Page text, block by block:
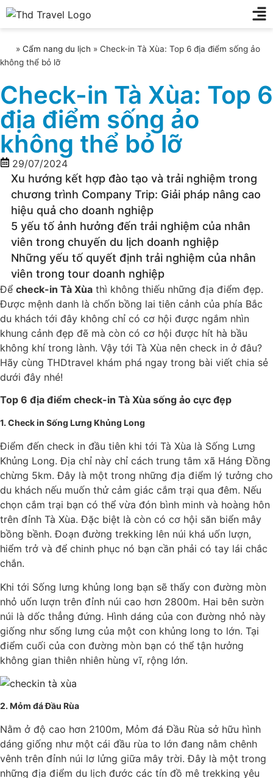
» Cẩm nang du lịch » Check-in Tà Xùa: Top 6 địa điểm sống ảo
không thể bỏ lỡ
Check-in Tà Xùa: Top 6
địa điểm sống ảo
không thể bỏ lỡ
29/07/2024
Xu hướng kết hợp đào tạo và trải nghiệm trong
chương trình Company Trip: Giải pháp nâng cao
hiệu quả cho doanh nghiệp
5 yếu tố ảnh hưởng đến trải nghiệm của nhân
viên trong chuyến du lịch doanh nghiệp
Những yếu tố quyết định trải nghiệm của nhân
viên trong tour doanh nghiệp
Để check-in Tà Xùa thì không thiếu những địa điểm đẹp.
Được mệnh danh là chốn bồng lai tiên cảnh của phía Bắc
du khách tới đây không chỉ có cơ hội được ngắm nhìn
khung cảnh đẹp đẽ mà còn có cơ hội được hít hà bầu
không khí trong lành. Vậy tới Tà Xùa nên check in ở đâu?
Hãy cùng THDtravel khám phá ngay trong bài viết chia sẻ
dưới đây nhé!
Top 6 địa điểm check-in Tà Xùa sống ảo cực đẹp
1. Check in Sống Lưng Khủng Long
Điểm đến check in đầu tiên khi tới Tà Xùa là Sống Lưng
Khủng Long. Địa chỉ này chỉ cách trung tâm xã Háng Đồng
chừng 5km. Đây là một trong những địa điểm lý tưởng cho
du khách nếu muốn thử cảm giác cắm trại qua đêm. Nếu
chọn cắm trại bạn có thể vừa đón bình minh và hoàng hôn
trên đỉnh Tà Xùa. Đặc biệt là còn có cơ hội săn biển mây
bồng bềnh. Đoạn đường trekking lên núi khá uốn lượn,
hiểm trở và để chinh phục nó bạn cần phải có tay lái chắc
chắn.
Khi tới Sống lưng khủng long bạn sẽ thấy con đường mòn
nhỏ uốn lượn trên đỉnh núi cao hơn 2800m. Hai bên sườn
núi là dốc thẳng đứng. Hình dáng của con đường nhỏ này
giống như sống lưng của một con khủng long to lớn. Tại
điểm cuối của con đường mòn bạn có thể tận hưởng
không gian thiên nhiên hùng vĩ, rộng lớn.
2. Mỏm đá Đầu Rùa
Nằm ở độ cao hơn 2100m, Mỏm đá Đầu Rùa sở hữu hình
dáng giống như một cái đầu rùa to lớn đang nằm chênh
vênh trên đỉnh núi lơ lửng giữa mây trời. Đây là một trong
những địa điểm du lịch đước các tín đồ mê trekking yêu